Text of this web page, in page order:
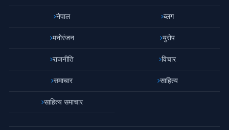
नेपाल ब्लग
मनोरंजन युरोप
राजनीति विचार
समाचार साहित्य
साहित्य समाचार